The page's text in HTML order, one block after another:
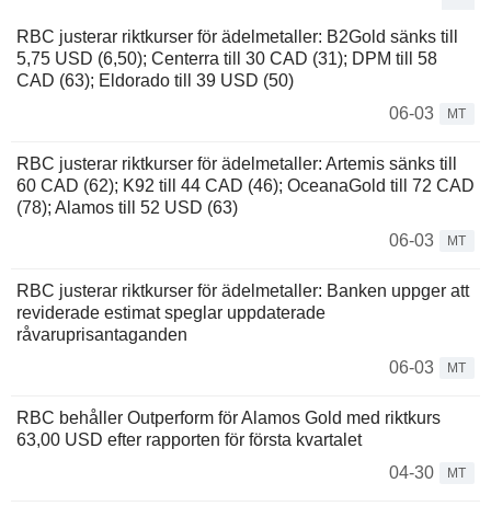
RBC justerar riktkurser för ädelmetaller: B2Gold sänks till
5,75 USD (6,50); Centerra till 30 CAD (31); DPM till 58
CAD (63); Eldorado till 39 USD (50)
06-03
MT
RBC justerar riktkurser för ädelmetaller: Artemis sänks till
60 CAD (62); K92 till 44 CAD (46); OceanaGold till 72 CAD
(78); Alamos till 52 USD (63)
06-03
MT
RBC justerar riktkurser för ädelmetaller: Banken uppger att
reviderade estimat speglar uppdaterade
råvaruprisantaganden
06-03
MT
RBC behåller Outperform för Alamos Gold med riktkurs
63,00 USD efter rapporten för första kvartalet
04-30
MT